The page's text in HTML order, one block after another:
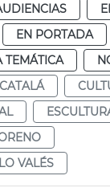
EN PORTADA
TEMÁTICA
VALÉS